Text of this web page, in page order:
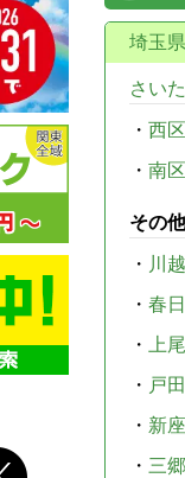
埼玉県
さい
・ 西区
・ 南区
その
・ 川
・ 春
・
上
・ 戸
・ 新
・ 三